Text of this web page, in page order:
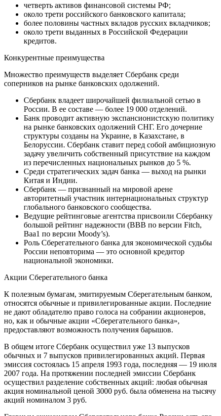
четверть активов финансовой системы РФ;
около трети российского банковского капитала;
более половины частных вкладов русских вкладчиков;
около трети выданных в Российской Федерации
кредитов.
Конкурентные преимущества
Множество преимуществ выделяет Сбербанк среди
соперников на рынке банковских одолжений.
Сбербанк владеет широчайшей филиальной сетью в
России. В ее составе — более 19 000 отделений.
Банк проводит активную экспансионистскую политику
на рынке банковских одолжений СНГ. Его дочерние
структуры созданы на Украине, в Казахстане, в
Белоруссии. Сбербанк ставит перед собой амбициозную
задачу увеличить собственный присутствие на каждом
из перечисленных национальных рынков до 5 %.
Среди стратегических задач банка — выход на рынки
Китая и Индии.
Сбербанк — признанный на мировой арене
авторитетный участник интернациональных структур
глобального банковского сообщества.
Ведущие рейтинговые агентства присвоили Сбербанку
большой рейтинг надежности (BBB по версии Fitch,
Baa1 по версии Moody’s).
Роль Сберегательного банка для экономической судьбы
России неповторима — это основной кредитор
национальной экономики.
Акции Сберегательного банка
К полезным бумагам, эмитируемым Сберегательным банком,
относятся обычные и привилегированные акции. Последние
не дают обладателю право голоса на собрании акционеров,
но, как и обычные акции «Сберегательного банка»,
предоставляют возможность получения барышов.
В общем итоге Сбербанк осуществил уже 13 выпусков
обычных и 7 выпусков привилегированных акций. Первая
эмиссия состоялась 15 апреля 1993 года, последняя — 19 июля
2007 года. На протяжении последней эмиссии Сбербанк
осуществил разделение собственных акций: любая обычная
акция номинальной ценой 3000 руб. была обменена на тысячу
акций номиналом 3 руб.